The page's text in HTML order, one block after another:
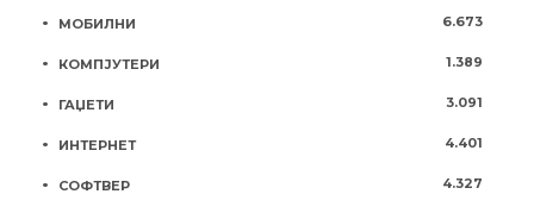
МОБИЛНИ 6.673
КОМПЈУТЕРИ 1.389
ГАЏЕТИ 3.091
ИНТЕРНЕТ 4.401
СОФТВЕР 4.327